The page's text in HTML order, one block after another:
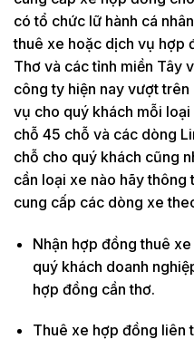
có tổ chức lữ hành cá
thuê xe hoặc dịch vụ hợp
Thơ và các tỉnh miền Tây
công ty hiện nay vượt
vụ cho quý khách mỗi
chỗ 45 chỗ và các dòng
chỗ cho quý khách cũng
cần loại xe nào hãy thông
cung cấp các dòng xe
Nhận hợp đồng thuê
quý khách doanh
hợp đồng cần thơ.
Thuê xe hợp đồng liên